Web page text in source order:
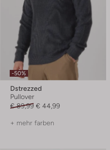
-50%
Dstrezzed
Pullover
€ 89,99 € 44,99
+ mehr farben